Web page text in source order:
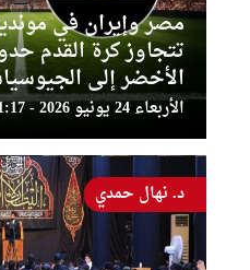
تتجاوز كرة القدم
الأخضر إلى
الأربعاء 24 يونيو 2026 - 16:31:17
د. نهال حمدي